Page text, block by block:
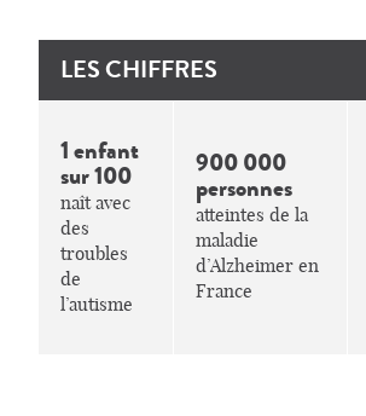
LES CHIFFRES
1 enfant
sur 100
naît avec
des
troubles
de
l’autisme
900 000
personnes
atteintes de la
maladie
d’Alzheimer en
France